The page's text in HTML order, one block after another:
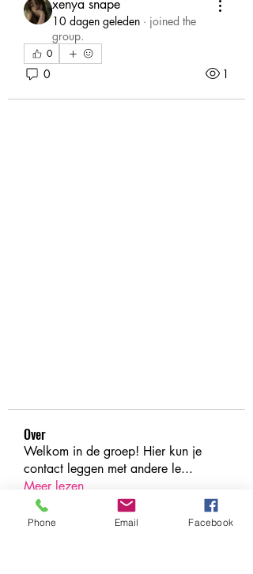
xenya snape
10 dagen geleden · joined the
group.
0
0 1
Over
Welkom in de groep! Hier kun je
contact leggen met andere le...
Meer lezen
Phone Email Facebook